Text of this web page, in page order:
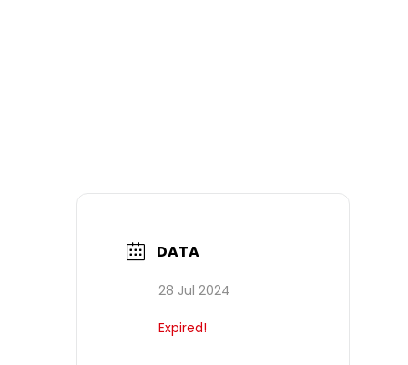
DATA
28 Jul 2024
Expired!